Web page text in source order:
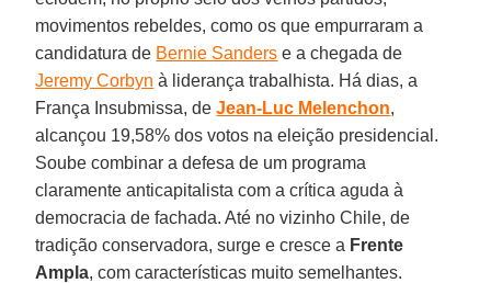
movimentos rebeldes, como os que empurraram a
candidatura de Bernie Sanders e a chegada de
Jeremy Corbyn à liderança trabalhista. Há dias, a
França Insubmissa, deJean-Luc Melenchon,
alcançou 19,58% dos votos na eleição presidencial.
Soube combinar a defesa de um programa
claramente anticapitalista com a crítica aguda à
democracia de fachada. Até no vizinho Chile, de
tradição conservadora, surge e cresce a Frente
Ampla, com características muito semelhantes.